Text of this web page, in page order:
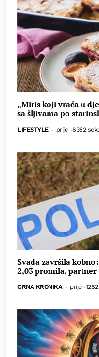
„Miris koji vraća u
sa šljivama po
LIFESTYLE - prije -6382
Svađa završila
2,03 promila,
CRNA KRONIKA - prije -